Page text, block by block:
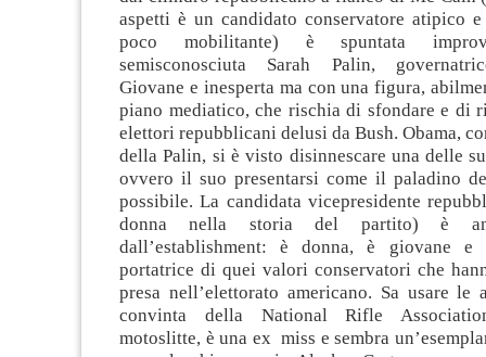
aspetti è un candidato conservatore atipico e
poco mobilitante) è spuntata
semisconosciuta Sarah Palin,
Giovane e inesperta ma con una figura,
piano mediatico, che rischia di sfondare e di
elettori repubblicani delusi da Bush. Obama,
della Palin, si è visto disinnescare una delle
ovvero il suo presentarsi come il paladino
possibile. La candidata vicepresidente
donna nella storia del partito) è
dall’establishment: è donna, è giovane
portatrice di quei valori conservatori che
presa nell’elettorato americano. Sa usare le
convinta della National Rifle
motoslitte, è una ex miss e sembra